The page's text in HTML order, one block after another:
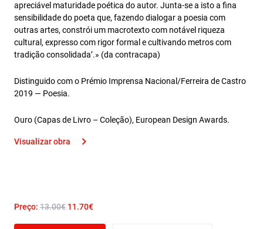
apreciável maturidade poética do autor. Junta-se a isto a fina
sensibilidade do poeta que, fazendo dialogar a poesia com
outras artes, constrói um macrotexto com notável riqueza
cultural, expresso com rigor formal e cultivando metros com
tradição consolidada’.» (da contracapa)
Distinguido com o Prémio Imprensa Nacional/Ferreira de Castro
2019 — Poesia.
Ouro (Capas de Livro – Coleção), European Design Awards.
Visualizar obra
Preço: 13.00€ 11.70€